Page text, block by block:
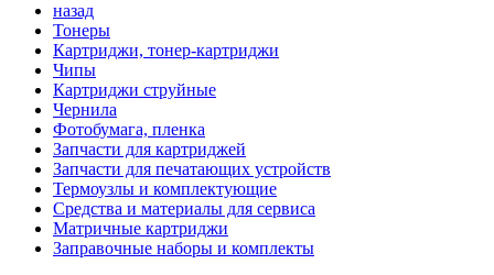
назад
Тонеры
Картриджи, тонер-картриджи
Чипы
Картриджи струйные
Чернила
Фотобумага, пленка
Запчасти для картриджей
Запчасти для печатающих устройств
Термоузлы и комплектующие
Средства и материалы для сервиса
Матричные картриджи
Заправочные наборы и комплекты